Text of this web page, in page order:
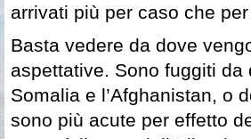
arrivati più per caso che
Basta vedere da dove
aspettative. Sono fuggiti
Somalia e l’Afghanistan, o
sono più acute per effetto